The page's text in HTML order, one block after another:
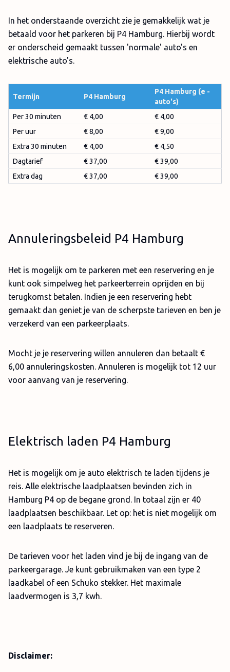
In het onderstaande overzicht zie je gemakkelijk wat je
betaald voor het parkeren bij P4 Hamburg. Hierbij wordt
er onderscheid gemaakt tussen 'normale' auto's en
elektrische auto's.
Termijn P4 Hamburg
P4 Hamburg (e -
auto's)
Per 30 minuten
€ 4,00
€ 4,00
Per uur
€ 8,00
€ 9,00
Extra 30 minuten
€ 4,00
€ 4,50
Dagtarief
€ 37,00
€ 39,00
Extra dag
€ 37,00 € 39,00
Annuleringsbeleid P4 Hamburg
Het is mogelijk om te parkeren met een reservering en je
kunt ook simpelweg het parkeerterrein oprijden en bij
terugkomst betalen. Indien je een reservering hebt
gemaakt dan geniet je van de scherpste tarieven en ben je
verzekerd van een parkeerplaats.
Mocht je je reservering willen annuleren dan betaalt €
6,00 annuleringskosten. Annuleren is mogelijk tot 12 uur
voor aanvang van je reservering.
Elektrisch laden P4 Hamburg
Het is mogelijk om je auto elektrisch te laden tijdens je
reis. Alle elektrische laadplaatsen bevinden zich in
Hamburg P4 op de begane grond. In totaal zijn er 40
laadplaatsen beschikbaar. Let op: het is niet mogelijk om
een laadplaats te reserveren.
De tarieven voor het laden vind je bij de ingang van de
parkeergarage. Je kunt gebruikmaken van een type 2
laadkabel of een Schuko stekker. Het maximale
laadvermogen is 3,7 kwh.
Disclaimer: